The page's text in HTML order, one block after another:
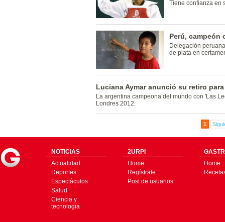
Tiene confianza en
Perú, campeón
Delegación
de plata en
Luciana Aymar anunció su retiro
La argentina campeona del mundo con 'Las
Londres 2012.
1
NOTICIAS
Actualidad
Deportes
Espectáculos
Salud
Ciencia y
tecnología
2URPI
Home
Regístrate
Post de usuarios
Home